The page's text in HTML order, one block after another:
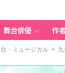
舞台俳優 作
・ミュージカル > 九